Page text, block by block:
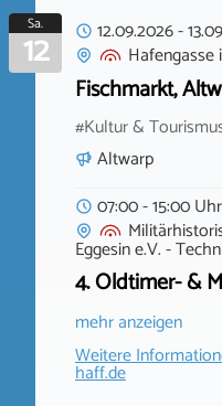
Sa.
12 12.09.2026-
Hafengasse
Fischmarkt,
#Kultur &
Altwarp
07:00 - 15:00 Uhr
Eggesin e.V. -
4. Oldtimer- &
mehr anzeigen
Weitere
haff.de